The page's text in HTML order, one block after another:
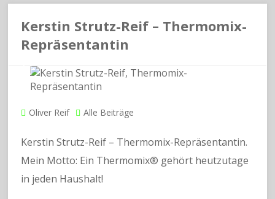
Kerstin Strutz-Reif – Thermomix-
Repräsentantin
Oliver Reif Alle Beiträge
Kerstin Strutz-Reif – Thermomix-Repräsentantin.
Mein Motto: Ein Thermomix® gehört heutzutage
in jeden Haushalt!